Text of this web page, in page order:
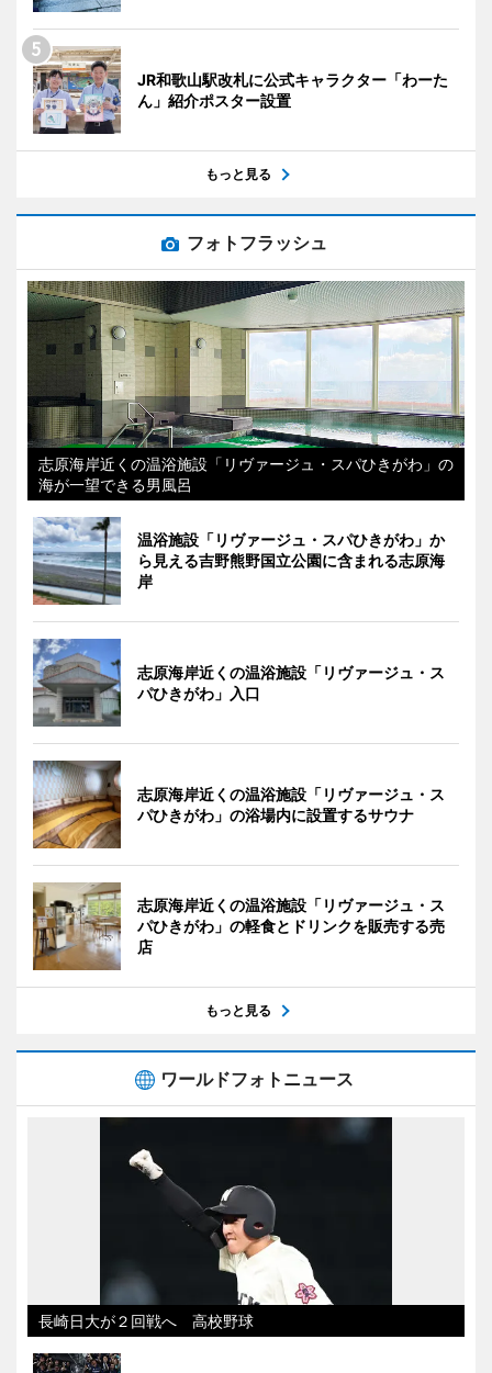
JR和歌山駅改札に公式キャラクター「わーた
ん」紹介ポスター設置
もっと見る
フォトフラッシュ
志原海岸近くの温浴施設「リヴァージュ・スパひきがわ」の
海が一望できる男風呂
温浴施設「リヴァージュ・スパひきがわ」か
ら見える吉野熊野国立公園に含まれる志原海
岸
志原海岸近くの温浴施設「リヴァージュ・ス
パひきがわ」入口
志原海岸近くの温浴施設「リヴァージュ・ス
パひきがわ」の浴場内に設置するサウナ
志原海岸近くの温浴施設「リヴァージュ・ス
パひきがわ」の軽食とドリンクを販売する売
店
もっと見る
ワールドフォトニュース
長崎日大が２回戦へ 高校野球